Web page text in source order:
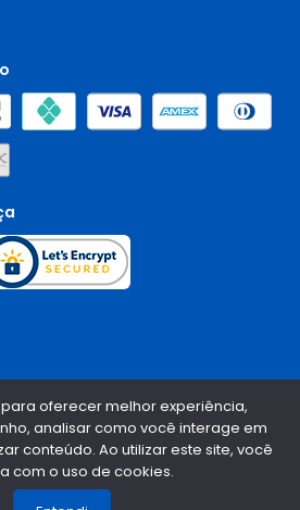
90.196.999/0001-89
Todos os
Por:
oferecer melhor experiência,
analisar como você interage em
conteúdo. Ao utilizar este site, você
com o uso de cookies.